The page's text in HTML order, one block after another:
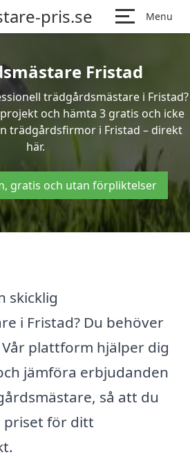
pris.se Menu
Fristad
trädgårdsmästare i Fristad?
och hämta 3 gratis och icke
trädgårdsfirmor i Fristad – direkt
här.
gratis och utan förpliktelser
skicklig
i Fristad? Du behöver
plattform hjälper dig
jämföra erbjudanden
så att du
priset för ditt